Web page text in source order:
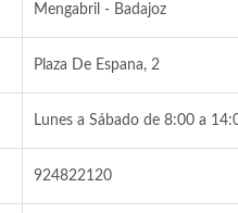
Mengabril - Badajoz
Plaza De Espana, 2
Lunes a Sábado de 8:00 a
924822120